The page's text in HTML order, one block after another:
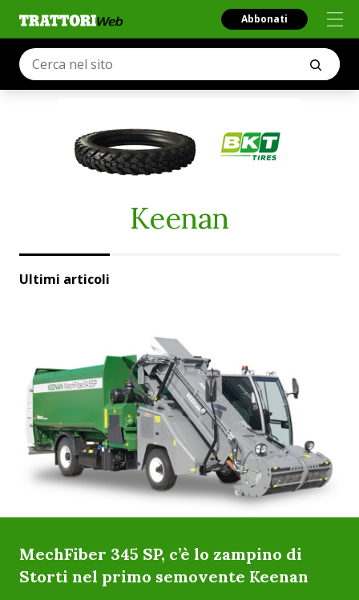
Abbonati
Keenan
Ultimi articoli
MechFiber 345 SP, c’è lo zampino di
Storti nel primo semovente Keenan